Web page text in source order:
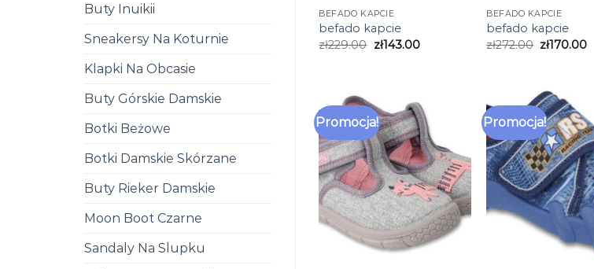
Buty Inuikii
Sneakersy Na Koturnie
Klapki Na Obcasie
Buty Górskie Damskie
Botki Beżowe
Botki Damskie Skórzane
Buty Rieker Damskie
Moon Boot Czarne
Sandaly Na Slupku
BEFADO KAPCIE
befado kapcie
zł229.00 zł143.00
BEFADO KAPCIE
befado kapcie
zł272.00 zł170.00
Promocja! Promocja!